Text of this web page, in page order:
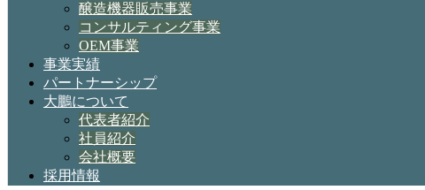
醸造機器販売事業
コンサルティング事業
OEM事業
事業実績
パートナーシップ
大鵬について
代表者紹介
社員紹介
会社概要
採用情報